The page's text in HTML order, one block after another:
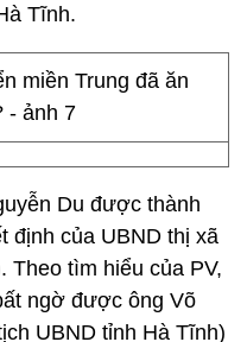
Tĩnh.
Du được thành
định của UBND thị xã
Theo tìm hiểu của PV,
ngờ được ông Võ
UBND tỉnh Hà Tĩnh)